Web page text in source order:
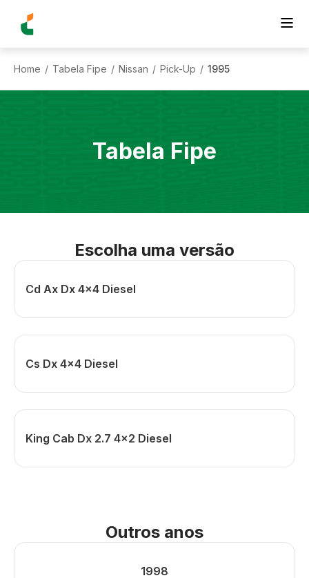
Home / Tabela Fipe / Nissan / Pick-Up / 1995
Tabela Fipe
Escolha uma versão
Cd Ax Dx 4x4 Diesel
Cs Dx 4x4 Diesel
King Cab Dx 2.7 4x2 Diesel
Outros anos
1998